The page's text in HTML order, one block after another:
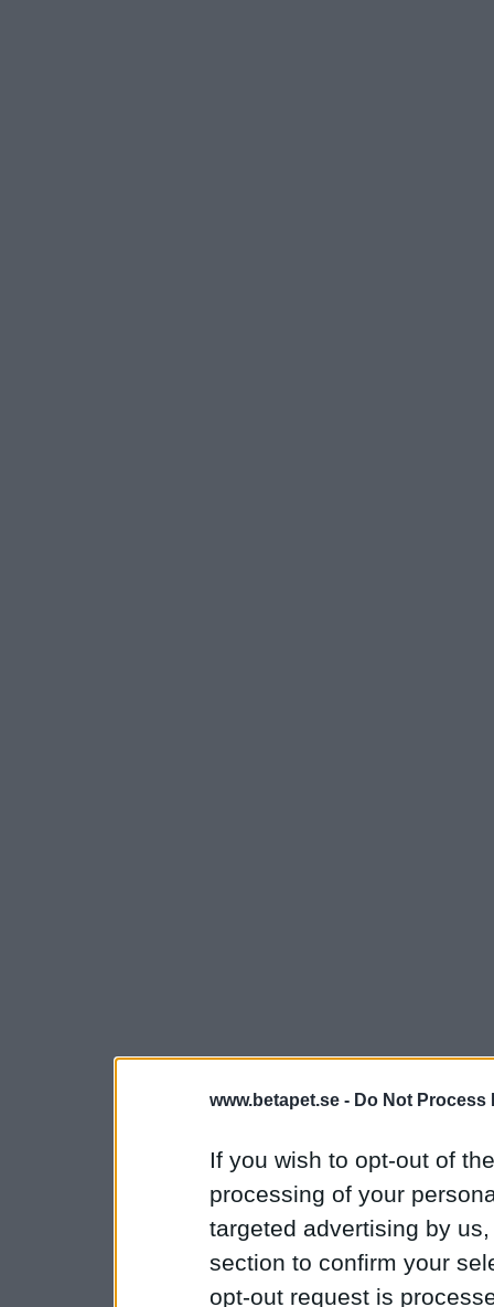
www.betapet.se - Do Not Process
If you wish to opt-out of
processing of your
targeted advertising by
section to confirm your
opt-out request is